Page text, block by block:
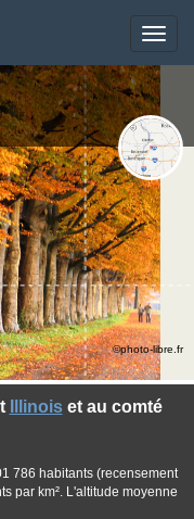
Toggle
Illinoiset au comté
786 habitants (recensement
par km². L'altitude moyenne
©photo-libre.fr
Toggle